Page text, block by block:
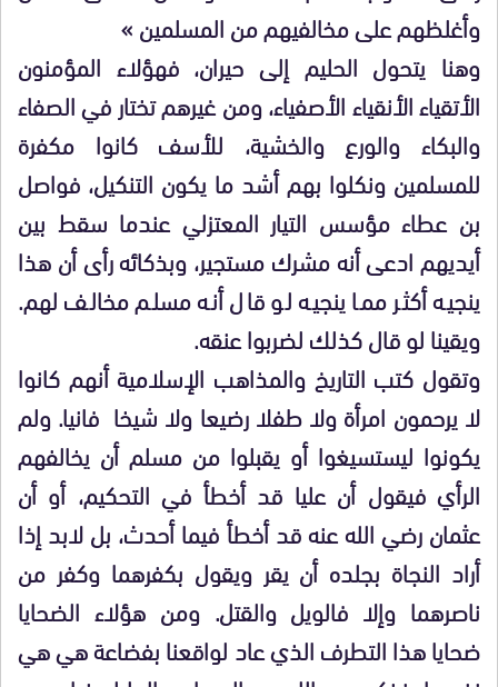
وأغلظهم على مخالفيهم من المسلمين »
وهنا يتحول الحليم إلى حيران، فهؤلاء المؤمنون
الأتقياء الأنقياء الأصفياء، ومن غيرهم تختار في الصفاء
والبكاء والورع والخشية، للأسف كانوا مكفرة
للمسلمين ونكلوا بهم أشد ما يكون التنكيل، فواصل
بن عطاء مؤسس التيار المعتزلي عندما سقط بين
أيديهم ادعى أنه مشرك مستجير، وبذكائه رأى أن هذا
ينجيه أكثر مما ينجيه لو قال أنه مسلم مخالف لهم.
ويقينا لو قال كذلك لضربوا عنقه.
وتقول كتب التاريخ والمذاهب الإسلامية أنهم كانوا
لا يرحمون امرأة ولا طفلا رضيعا ولا شيخا فانيا. ولم
يكونوا ليستسيغوا أو يقبلوا من مسلم أن يخالفهم
الرأي فيقول أن عليا قد أخطأ في التحكيم، أو أن
عثمان رضي الله عنه قد أخطأ فيما أحدث، بل لابد إذا
أراد النجاة بجلده أن يقر ويقول بكفرهما وكفر من
ناصرهما وإلا فالويل والقتل. ومن هؤلاء الضحايا
ضحايا هذا التطرف الذي عاد لواقعنا بفضاعة هي هي